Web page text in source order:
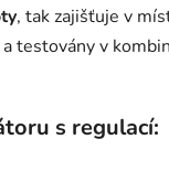
, tak zajišťuje v
testovány v
s regulací: